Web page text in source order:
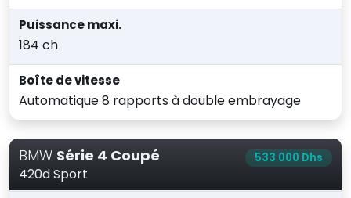
Puissance maxi.
184 ch
Boîte de vitesse
Automatique 8 rapports à double embrayage
BMW Série 4 Coupé
420d Sport
533 000 Dhs